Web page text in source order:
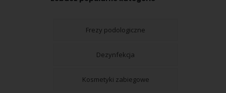
Frezy podologiczne
Dezynfekcja
Kosmetyki zabiegowe